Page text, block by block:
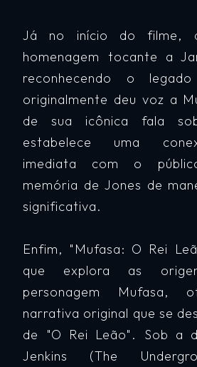
Já no início do filme,
homenagem tocante a
reconhecendo o
originalmente deu voz a
de sua icônica fala
estabelece uma
imediata com o
memória de Jones de
significativa.
Enfim, "Mufasa: O Rei
que explora as
personagem Mufasa,
narrativa original que se
de "O Rei Leão". Sob a
Jenkins (The